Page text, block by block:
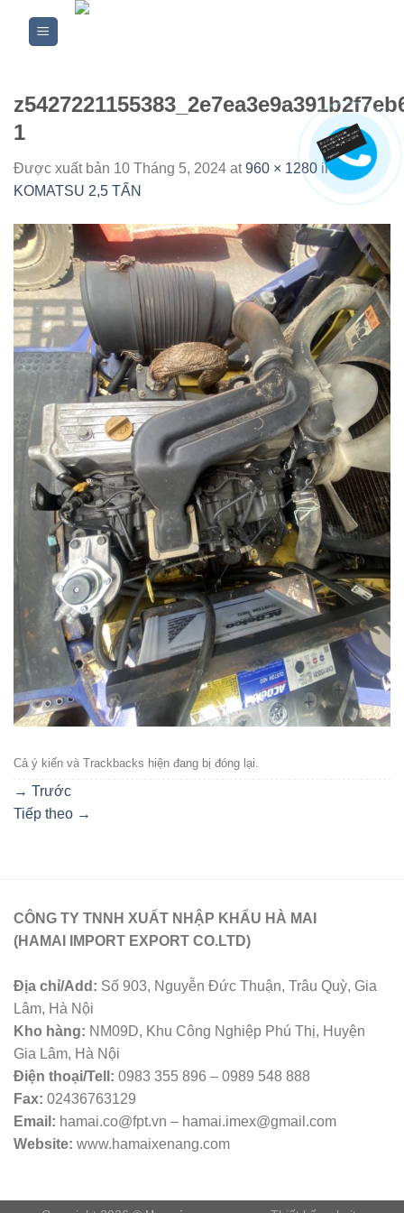
1
Được xuất bản 10 Tháng 5, 2024 at960 × 1280 in
XE
KOMATSU 2,5 TẤN
Cả ý kiến ​​và Trackbacks hiện đang bị đóng lại.
→ Trước
Tiếp theo →
CÔNG TY TNNH XUẤT NHẬP KHẨU HÀ MAI
(HAMAI IMPORT EXPORT CO.LTD)
Địa chỉ/Add: Số 903, Nguyễn Đức Thuận, Trâu Quỳ, Gia
Lâm, Hà Nội
Kho hàng: NM09D, Khu Công Nghiệp Phú Thị, Huyện
Gia Lâm, Hà Nội
Điện thoại/Tell: 0983 355 896 – 0989 548 888
Fax: 02436763129
Email: hamai.co@fpt.vn – hamai.imex@gmail.com
Website: www.hamaixenang.com